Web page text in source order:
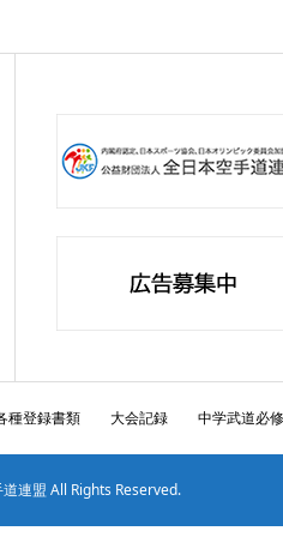
種登録書類 大会記録 中学武道必
連盟 All Rights Reserved.